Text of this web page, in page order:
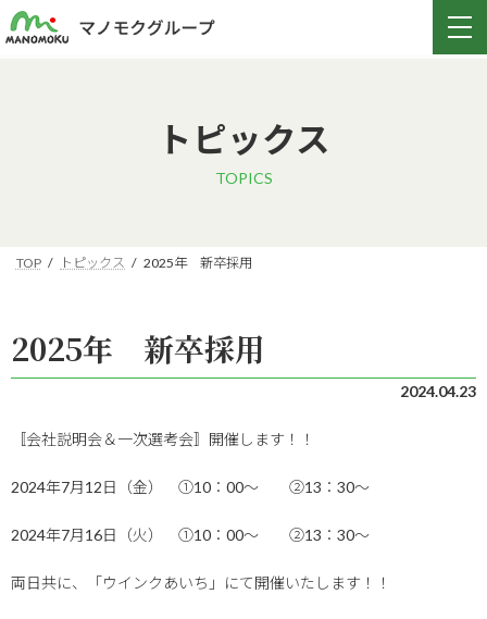
トピックス
TOPICS
TOP トピックス 2025年 新卒採用
2025年 新卒採用
2024.04.23
〚会社説明会＆一次選考会〛開催します！！
2024年7月12日（金） ①10：00～ ②13：30～
2024年7月16日（火） ①10：00～ ②13：30～
両日共に、「ウインクあいち」にて開催いたします！！